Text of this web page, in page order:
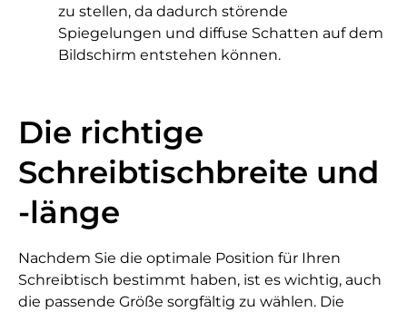
zu stellen, da dadurch störende
Spiegelungen und diffuse Schatten auf dem
Bildschirm entstehen können.
Die richtige
Schreibtischbreite und
-länge
Nachdem Sie die optimale Position für Ihren
Schreibtisch bestimmt haben, ist es wichtig, auch
die passende Größe sorgfältig zu wählen. Die